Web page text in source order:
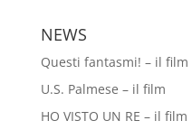
NEWS
Questi fantasmi! – il film
U.S. Palmese – il film
HO VISTO UN RE – il film